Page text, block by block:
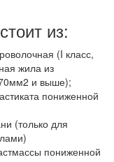
из:
(I класс,
жила из
и выше);
пониженной
(только для
пониженной